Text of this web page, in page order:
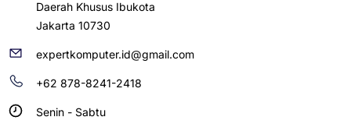
Daerah Khusus Ibukota
Jakarta 10730
expertkomputer.id@gmail.com
+62 878-8241-2418
Senin - Sabtu